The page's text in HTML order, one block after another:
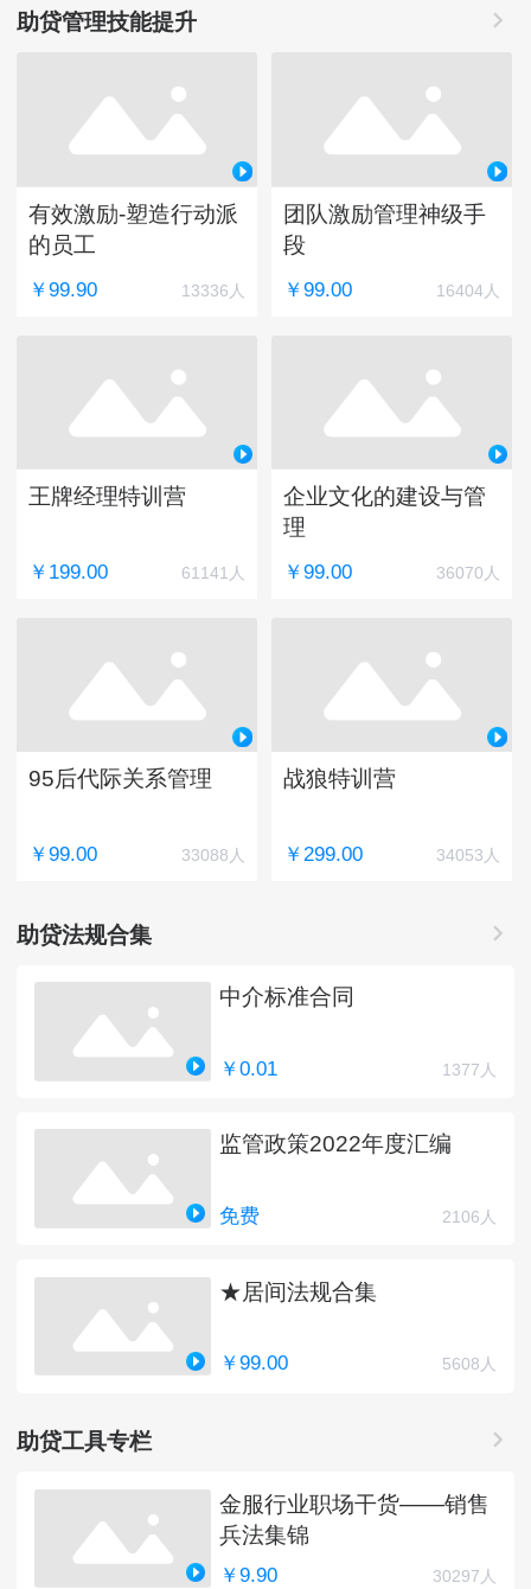
助贷管理技能提升
有效激励-塑造行动派
的员工
￥99.90 13336人
团队激励管理神级手
段
￥99.00 16404人
王牌经理特训营
￥199.00 61141人
企业文化的建设与管
理
￥99.00 36070人
95后代际关系管理
￥99.00 33088人
战狼特训营
￥299.00 34053人
助贷法规合集
中介标准合同
￥0.01 1377人
监管政策2022年度汇编
免费 2106人
★居间法规合集
￥99.00 5608人
助贷工具专栏
金服行业职场干货——销售
兵法集锦
￥9.90 30297人